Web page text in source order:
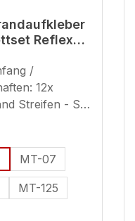
Reflex
für
MT-03
/
12x
Streifen - Set
(plus 8x
geeignet
(Streifenbreite
Hinweis zur
MT-07
MT-125